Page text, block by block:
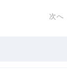
次へ